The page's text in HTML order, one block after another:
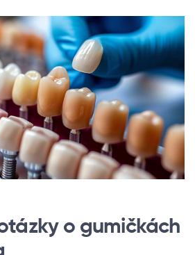
o gumičkách